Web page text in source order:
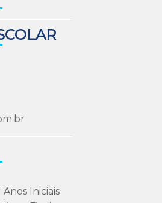
Iniciais